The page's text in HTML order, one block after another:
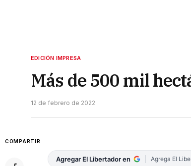
EDICIÓN IMPRESA
Más de 500 mil
12 de febrero de 2022
COMPARTIR
Agregar El Libertador en Agrega El